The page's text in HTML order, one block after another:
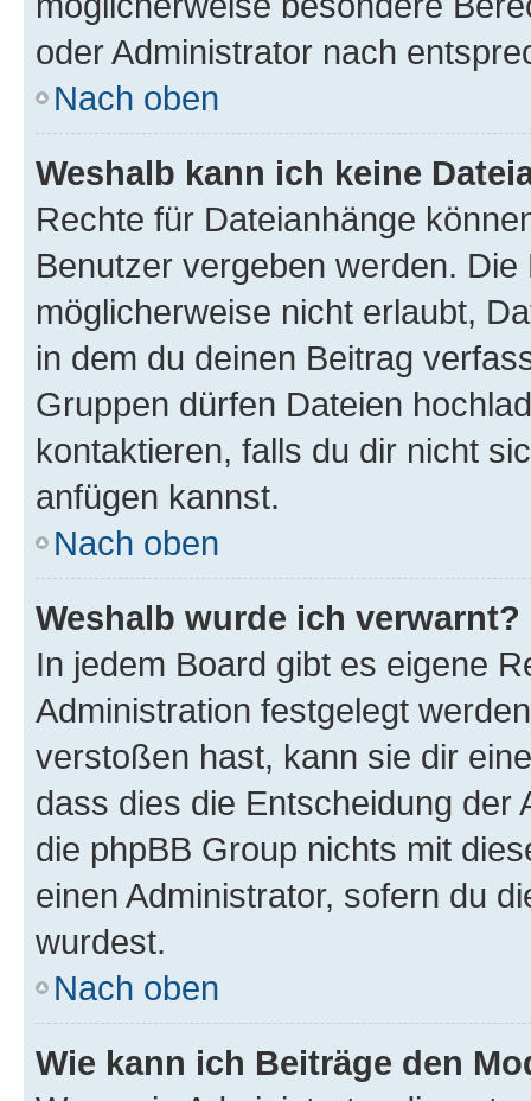
oder Administrator nach
Nach oben
Weshalb kann ich keine
Rechte für Dateianhänge
Benutzer vergeben werden.
möglicherweise nicht erlaubt,
in dem du deinen Beitrag
Gruppen dürfen Dateien
kontaktieren, falls du dir nicht
anfügen kannst.
Nach oben
Weshalb wurde ich verwarnt?
In jedem Board gibt es eigene
Administration festgelegt
verstoßen hast, kann sie dir
dass dies die Entscheidung der
die phpBB Group nichts mit
einen Administrator, sofern du
wurdest.
Nach oben
Wie kann ich Beiträge den